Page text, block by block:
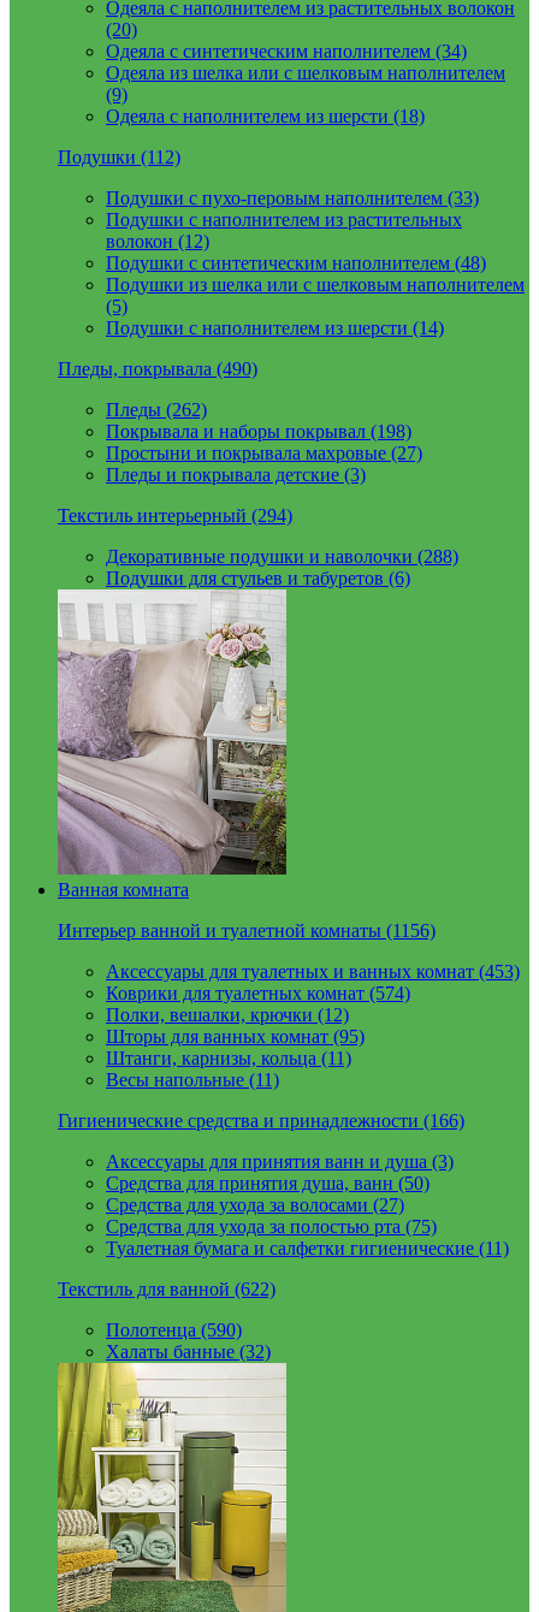
Одеяла с наполнителем из растительных волокон
(20)
Одеяла с синтетическим наполнителем (34)
Одеяла из шелка или с шелковым наполнителем
(9)
Одеяла с наполнителем из шерсти (18)
Подушки (112)
Подушки с пухо-перовым наполнителем (33)
Подушки с наполнителем из растительных
волокон (12)
Подушки с синтетическим наполнителем (48)
Подушки из шелка или с шелковым наполнителем
(5)
Подушки с наполнителем из шерсти (14)
Пледы, покрывала (490)
Пледы (262)
Покрывала и наборы покрывал (198)
Простыни и покрывала махровые (27)
Пледы и покрывала детские (3)
Текстиль интерьерный (294)
Декоративные подушки и наволочки (288)
Подушки для стульев и табуретов (6)
Ванная комната
Интерьер ванной и туалетной комнаты (1156)
Аксессуары для туалетных и ванных комнат (453)
Коврики для туалетных комнат (574)
Полки, вешалки, крючки (12)
Шторы для ванных комнат (95)
Штанги, карнизы, кольца (11)
Весы напольные (11)
Гигиенические средства и принадлежности (166)
Аксессуары для принятия ванн и душа (3)
Средства для принятия душа, ванн (50)
Средства для ухода за волосами (27)
Средства для ухода за полостью рта (75)
Туалетная бумага и салфетки гигиенические (11)
Текстиль для ванной (622)
Полотенца (590)
Халаты банные (32)